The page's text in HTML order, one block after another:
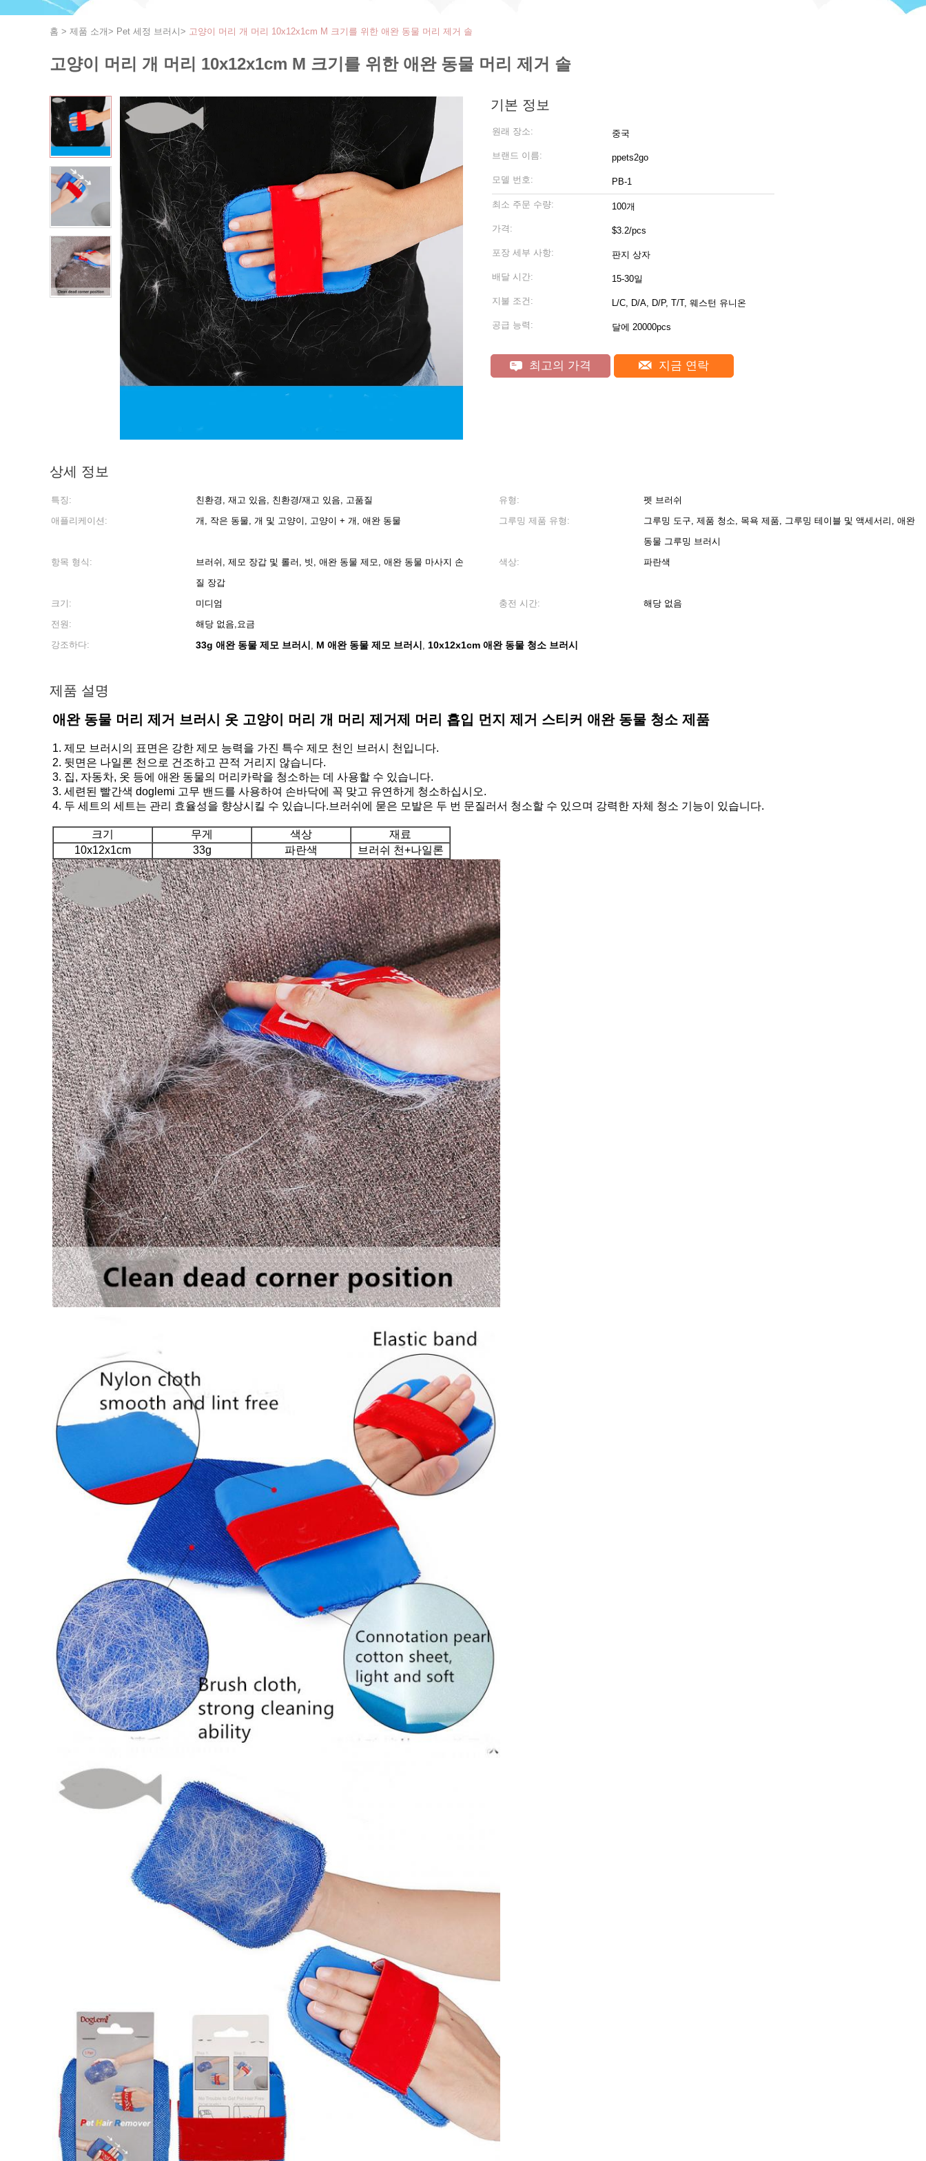
홈 > 제품 소개> Pet 세정 브러시> 고양이 머리 개 머리 10x12x1cm M 크기를 위한 애완 동물 머리 제거 솔
고양이 머리 개 머리 10x12x1cm M 크기를 위한 애완 동물 머리 제거 솔
기본 정보
원래 장소: 중국
브랜드 이름: ppets2go
모델 번호: PB-1
최소 주문 수량: 100개
가격: $3.2/pcs
포장 세부 사항: 판지 상자
배달 시간: 15-30일
지불 조건: L/C, D/A, D/P, T/T, 웨스턴 유니온
공급 능력: 달에 20000pcs
최고의 가격 지금 연락
상세 정보
특징: 친환경, 재고 있음, 친환경/재고 있음, 고품질 유형:
펫 브러쉬
애플리케이션:
개, 작은 동물, 개 및 고양이, 고양이 + 개, 애완 동물 그루밍 제품 유형:
그루밍 도구, 제품 청소, 목욕 제품, 그루밍 테이블 및 액세서리, 애완
동물 그루밍 브러시
항목 형식:
브러쉬, 제모 장갑 및 롤러, 빗, 애완 동물 제모, 애완 동물 마사지 손
질 장갑
색상: 파란색
크기: 미디엄 충전 시간:
해당 없음
전원:
해당 없음,요금
강조하다:
33g 애완 동물 제모 브러시 , M 애완 동물 제모 브러시 , 10x12x1cm 애완 동물 청소 브러시
제품 설명
애완 동물 머리 제거 브러시 옷 고양이 머리 개 머리 제거제 머리 흡입 먼지 제거 스티커 애완 동물 청소 제품
1. 제모 브러시의 표면은 강한 제모 능력을 가진 특수 제모 천인 브러시 천입니다.
2. 뒷면은 나일론 천으로 건조하고 끈적 거리지 않습니다.
3. 집, 자동차, 옷 등에 애완 동물의 머리카락을 청소하는 데 사용할 수 있습니다.
3. 세련된 빨간색 doglemi 고무 밴드를 사용하여 손바닥에 꼭 맞고 유연하게 청소하십시오.
4. 두 세트의 세트는 관리 효율성을 향상시킬 수 있습니다.브러쉬에 묻은 모발은 두 번 문질러서 청소할 수 있으며 강력한 자체 청소 기능이 있습니다.
크기 무게 색상
재료
10x12x1cm
33g 파란색 브러쉬 천+나일론